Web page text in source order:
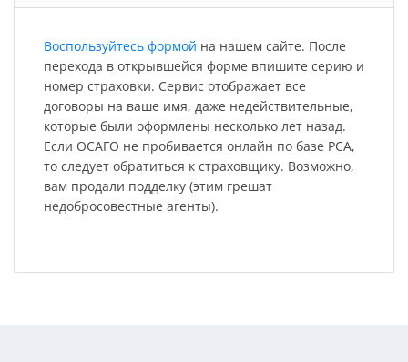
Воспользуйтесь формой на нашем сайте. После
перехода в открывшейся форме впишите серию и
номер страховки. Сервис отображает все
договоры на ваше имя, даже недействительные,
которые были оформлены несколько лет назад.
Если ОСАГО не пробивается онлайн по базе РСА,
то следует обратиться к страховщику. Возможно,
вам продали подделку (этим грешат
недобросовестные агенты).